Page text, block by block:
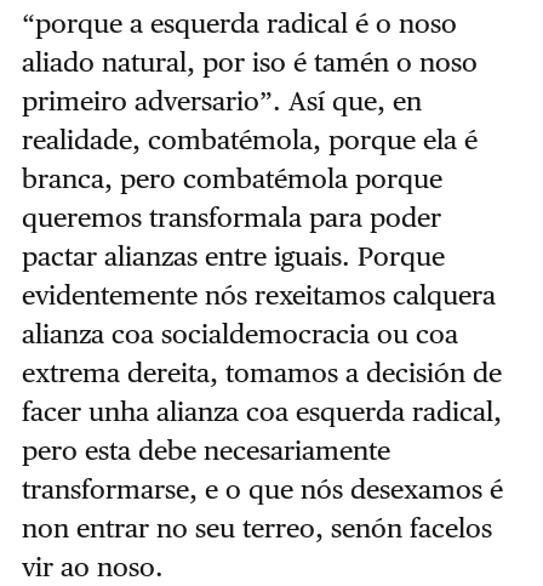
“porque a esquerda radical é o noso
aliado natural, por iso é tamén o noso
primeiro adversario”. Así que, en
realidade, combatémola, porque ela é
branca, pero combatémola porque
queremos transformala para poder
pactar alianzas entre iguais. Porque
evidentemente nós rexeitamos calquera
alianza coa socialdemocracia ou coa
extrema dereita, tomamos a decisión de
facer unha alianza coa esquerda radical,
pero esta debe necesariamente
transformarse, e o que nós desexamos é
non entrar no seu terreo, senón facelos
vir ao noso.